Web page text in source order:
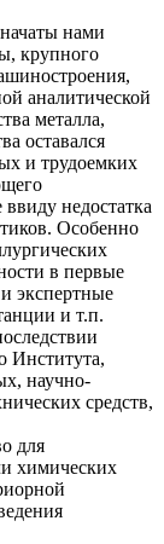
нами
крупного
аналитической
металла,
оставался
и трудоемких
недостатка
Особенно
в первые
экспертные
и т.п.
Института,
научно-
средств,
для
химических